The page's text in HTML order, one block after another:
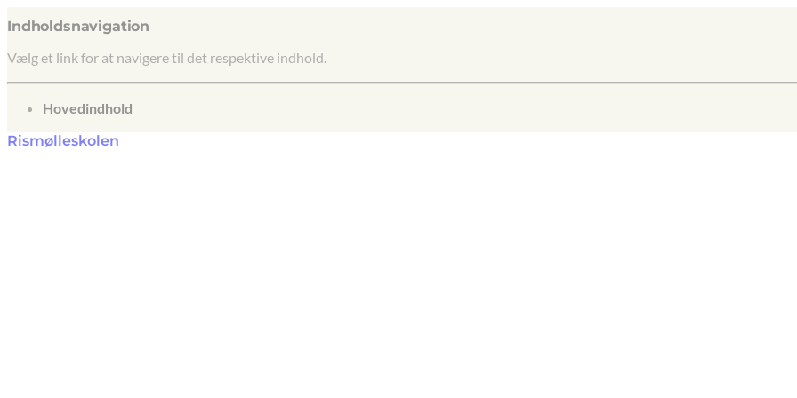
Indholdsnavigation
Vælg et link for at navigere til det respektive indhold.
gå til
Hovedindhold
Rismølleskolen